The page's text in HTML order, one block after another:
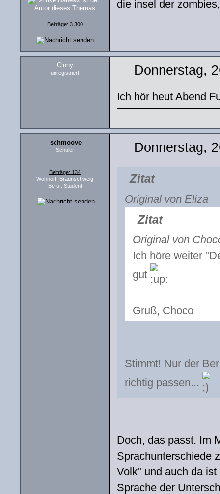
Beiträge: 3 300
die insel der
Cluny
unregistriert Donnerstag,
Ich hör heut Abend
schmoove
Schüler
Beiträge: 134
Wohnort: Braunschweig
Beruf: Student
Donnerstag,
Zitat
Original von Eliza
Zitat
Original von
Ich höre weiter
gut
Gruß, Choco
Stimmt! Nur der
richtig passen...
Doch, das passt. Im
Sprachunterschiede
Volk" und auch da
Sprache der